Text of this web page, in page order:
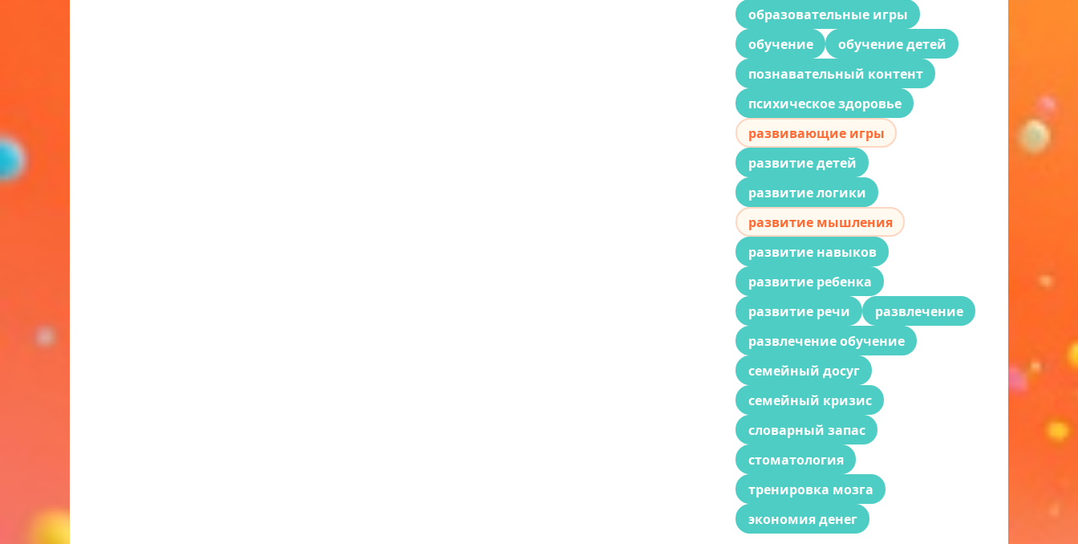
образовательные игры
обучение
обучение детей
познавательный контент
психическое здоровье
развивающие игры
развитие детей
развитие логики
развитие мышления
развитие навыков
развитие ребенка
развитие речи
развлечение
развлечение обучение
семейный досуг
семейный кризис
словарный запас
стоматология
тренировка мозга
экономия денег